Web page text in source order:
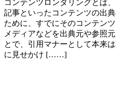
コンテンツロンダリングとは
記事といったコンテンツの出
ために、すでにそのコンテン
メディアなどを出典元や参照
とで、引用マナーとして本来
に見せかけ [……]